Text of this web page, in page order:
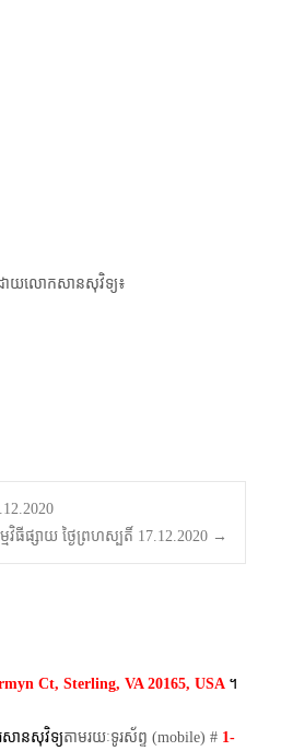
ដោយលោកសានសុវិទ្យ៖
មវិធីផ្សាយ ថ្ងៃព្រហស្បតិ៍ 17.12.2020 →
Ct, Sterling, VA 20165, USA ។​
ានសុវិទ្យតាមរយៈទូរស័ព្ទ​ (mobile)​ # 1-